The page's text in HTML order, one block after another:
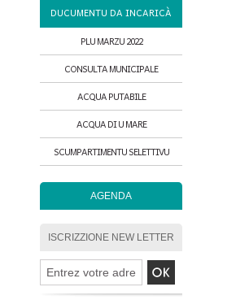
DUCUMENTU DA INCARICÀ
PLU MARZU 2022
CONSULTA MUNICIPALE
ACQUA PUTABILE
ACQUA DI U MARE
SCUMPARTIMENTU SELETTIVU
AGENDA
ISCRIZZIONE NEW LETTER